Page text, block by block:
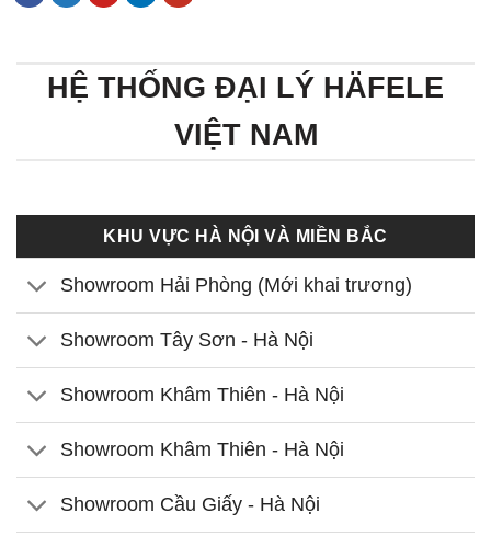
HỆ THỐNG ĐẠI LÝ HÄFELE
VIỆT NAM
KHU VỰC HÀ NỘI VÀ MIỀN BẮC
Showroom Hải Phòng (Mới khai trương)
Showroom Tây Sơn - Hà Nội
Showroom Khâm Thiên - Hà Nội
Showroom Khâm Thiên - Hà Nội
Showroom Cầu Giấy - Hà Nội